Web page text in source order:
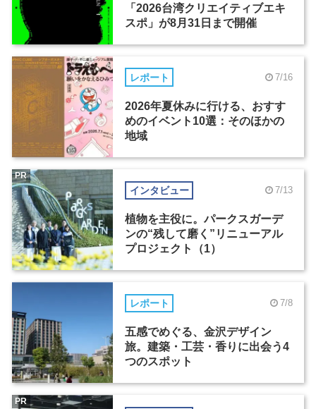
「2026台湾クリエイティブエキ
スポ」が8月31日まで開催
レポート 7/16
2026年夏休みに行ける、おすす
めのイベント10選：そのほかの
地域
インタビュー 7/13
植物を主役に。パークスガーデ
ンの“残して磨く”リニューアル
プロジェクト（1）
PR
レポート 7/8
五感でめぐる、金沢デザイン
旅。建築・工芸・香りに出会う4
つのスポット
PR